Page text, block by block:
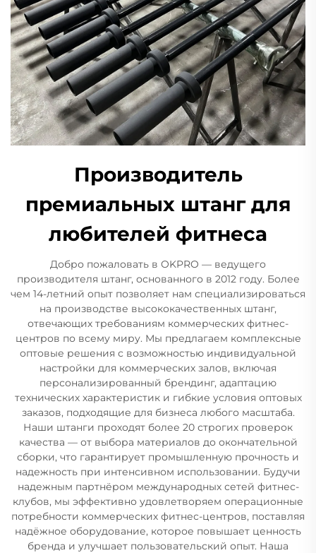
Производитель
премиальных штанг для
любителей фитнеса
Добро пожаловать в OKPRO — ведущего
производителя штанг, основанного в 2012 году. Более
чем 14-летний опыт позволяет нам специализироваться
на производстве высококачественных штанг,
отвечающих требованиям коммерческих фитнес-
центров по всему миру. Мы предлагаем комплексные
оптовые решения с возможностью индивидуальной
настройки для коммерческих залов, включая
персонализированный брендинг, адаптацию
технических характеристик и гибкие условия оптовых
заказов, подходящие для бизнеса любого масштаба.
Наши штанги проходят более 20 строгих проверок
качества — от выбора материалов до окончательной
сборки, что гарантирует промышленную прочность и
надежность при интенсивном использовании. Будучи
надежным партнёром международных сетей фитнес-
клубов, мы эффективно удовлетворяем операционные
потребности коммерческих фитнес-центров, поставляя
надёжное оборудование, которое повышает ценность
бренда и улучшает пользовательский опыт. Наша